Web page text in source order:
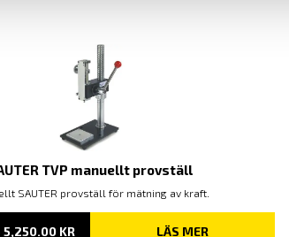
TVP manuellt provställ
SAUTER provställ för mätning av kraft.
5,250.00 KRPRISINTERVALL:LÄS MER